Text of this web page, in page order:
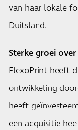
van haar lokale
Duitsland.
Sterke groei
FlexoPrint heeft
ontwikkeling
heeft
een acquisitie